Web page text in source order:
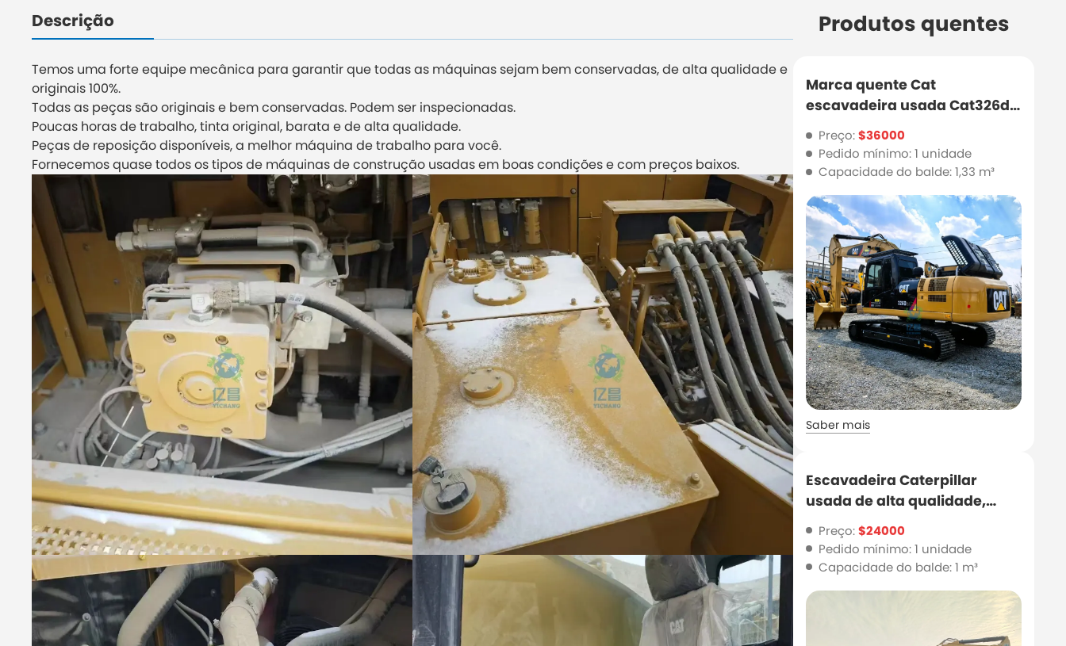
Descrição
Temos uma forte equipe mecânica para garantir que todas as máquinas sejam bem conservadas, de alta qualidade e
originais 100%.
Todas as peças são originais e bem conservadas. Podem ser inspecionadas.
Poucas horas de trabalho, tinta original, barata e de alta qualidade.
Peças de reposição disponíveis, a melhor máquina de trabalho para você.
Fornecemos quase todos os tipos de máquinas de construção usadas em boas condições e com preços baixos.
Produtos quentes
Marca quente Cat
escavadeira usada Cat326d2
com boa qualidade e preço
barato
Preço:$36000
Pedido mínimo: 1 unidade
Capacidade do balde: 1,33 m³
Saber mais
Escavadeira Caterpillar
usada de alta qualidade,
Cat320d2 para venda
Preço:$24000
Pedido mínimo: 1 unidade
Capacidade do balde: 1 m³